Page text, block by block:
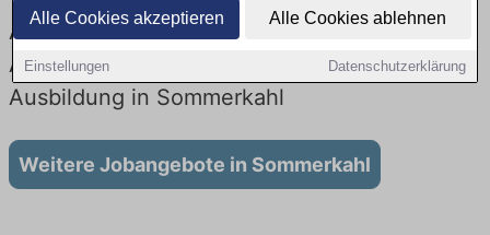
Alle Cookies akzeptieren Alle Cookies ablehnen
Einstellungen Datenschutzerklärung
Ausbildung in Sommerkahl bei der Bahn:
Aktuell gibt es keine Stellenangebote für
Ausbildung in Sommerkahl
Weitere Jobangebote in Sommerkahl